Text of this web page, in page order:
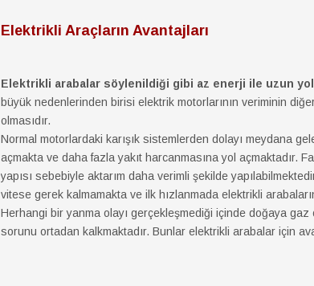
Elektrikli Araçların Avantajları
Elektrikli arabalar söylenildiği gibi az enerji ile uzun
büyük nedenlerinden birisi elektrik motorlarının veriminin
olmasıdır.
Normal motorlardaki karışık sistemlerden dolayı meydana
açmakta ve daha fazla yakıt harcanmasına yol açmaktadır.
yapısı sebebiyle aktarım daha verimli şekilde
vitese gerek kalmamakta ve ilk hızlanmada elektrikli
Herhangi bir yanma olayı gerçekleşmediği içinde doğaya gaz
sorunu ortadan kalkmaktadır. Bunlar elektrikli arabalar için